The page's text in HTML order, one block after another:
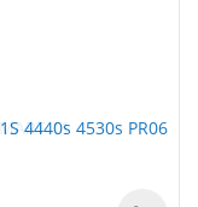
4440s 4530s PR06